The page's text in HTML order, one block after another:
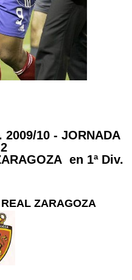
2009/10 - JORNADA
en 1ª Div.
ZARAGOZA